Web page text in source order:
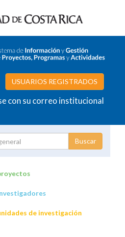
USUARIOS REGISTRADOS
con su correo institucional
de investigación